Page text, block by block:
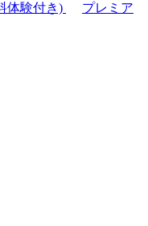
体験付き)
プレミア